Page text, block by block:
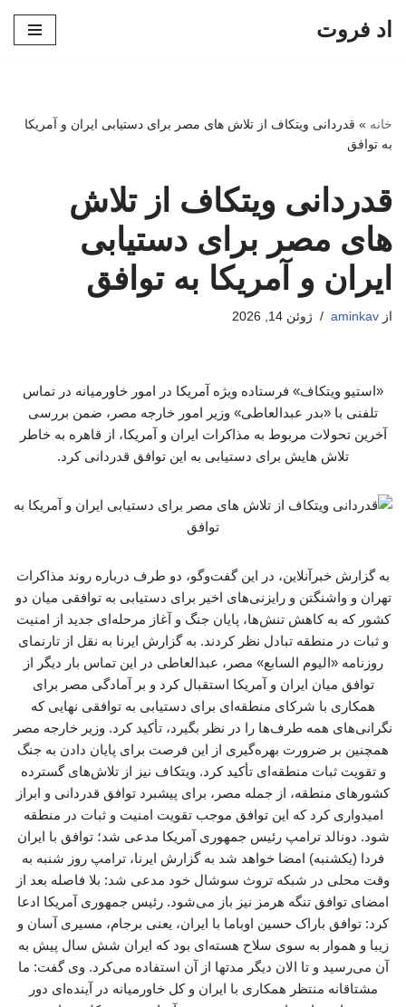
اد فروت
خانه » قدردانی ویتکاف از تلاش های مصر برای دستیابی ایران و آمریکا
به توافق
قدردانی ویتکاف از تلاش
های مصر برای دستیابی
ایران و آمریکا به توافق
از aminkav ژوئن 14, 2026
«استیو ویتکاف» فرستاده ویژه آمریکا در امور خاورمیانه در تماس
تلفنی با «بدر عبدالعاطی» وزیر امور خارجه مصر، ضمن بررسی
آخرین تحولات مربوط به مذاکرات ایران و آمریکا، از قاهره به خاطر
تلاش هایش برای دستیابی به این توافق قدردانی کرد.
به گزارش خبرآنلاین، در این گفت‌وگو، دو طرف درباره روند مذاکرات
تهران و واشنگتن و رایزنی‌های اخیر برای دستیابی به توافقی میان دو
کشور که به کاهش تنش‌ها، پایان جنگ و آغاز مرحله‌ای جدید از امنیت
و ثبات در منطقه تبادل نظر کردند. به گزارش ایرنا به نقل از تارنمای
روزنامه «الیوم السابع» مصر، عبدالعاطی در این تماس بار دیگر از
توافق میان ایران و آمریکا استقبال کرد و بر آمادگی مصر برای
همکاری با شرکای منطقه‌ای برای دستیابی به توافقی نهایی که
نگرانی‌های همه طرف‌ها را در نظر بگیرد، تأکید کرد. وزیر خارجه مصر
همچنین بر ضرورت بهره‌گیری از این فرصت برای پایان دادن به جنگ
و تقویت ثبات منطقه‌ای تأکید کرد. ویتکاف نیز از تلاش‌های گسترده
کشورهای منطقه، از جمله مصر، برای پیشبرد توافق قدردانی و ابراز
امیدواری کرد که این توافق موجب تقویت امنیت و ثبات در منطقه
شود. دونالد ترامپ رئیس جمهوری آمریکا مدعی شد؛ توافق با ایران
فردا (یکشنبه) امضا خواهد شد به گزارش ایرنا، ترامپ روز شنبه به
وقت محلی در شبکه تروث سوشال خود مدعی شد: بلا فاصله بعد از
امضای توافق تنگه هرمز نیز باز می‌شود. رئیس جمهوری آمریکا ادعا
کرد: توافق باراک حسین اوباما با ایران، یعنی برجام، مسیری آسان و
زیبا و هموار به سوی سلاح هسته‌ای بود که ایران شش سال پیش به
آن می‌رسید و تا الان دیگر مدتها از آن استفاده می‌کرد. وی گفت: ما
مشتاقانه منتظر همکاری با ایران و کل خاورمیانه در آینده‌ای دور